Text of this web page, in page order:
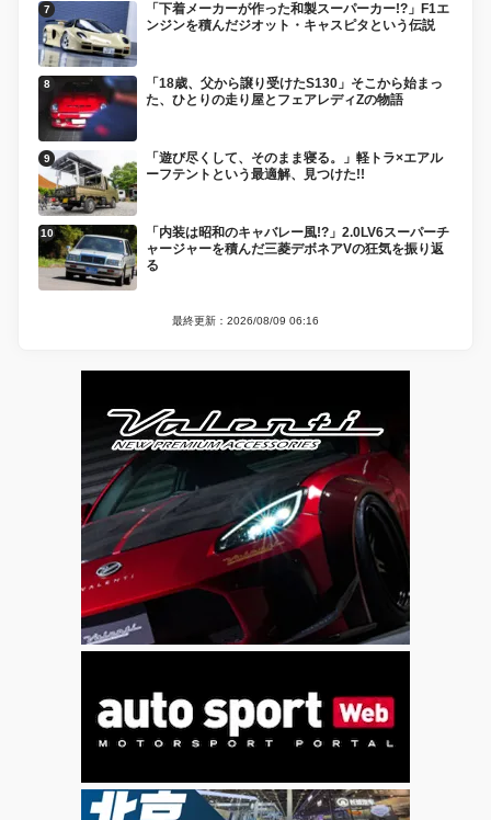
「下着メーカーが作った和製スーパーカー!?」F1エ
ンジンを積んだジオット・キャスピタという伝説
「18歳、父から譲り受けたS130」そこから始まっ
た、ひとりの走り屋とフェアレディZの物語
「遊び尽くして、そのまま寝る。」軽トラ×エアル
ーフテントという最適解、見つけた!!
「内装は昭和のキャバレー風!?」2.0LV6スーパーチ
ャージャーを積んだ三菱デボネアVの狂気を振り返
る
最終更新：2026/08/09 06:16